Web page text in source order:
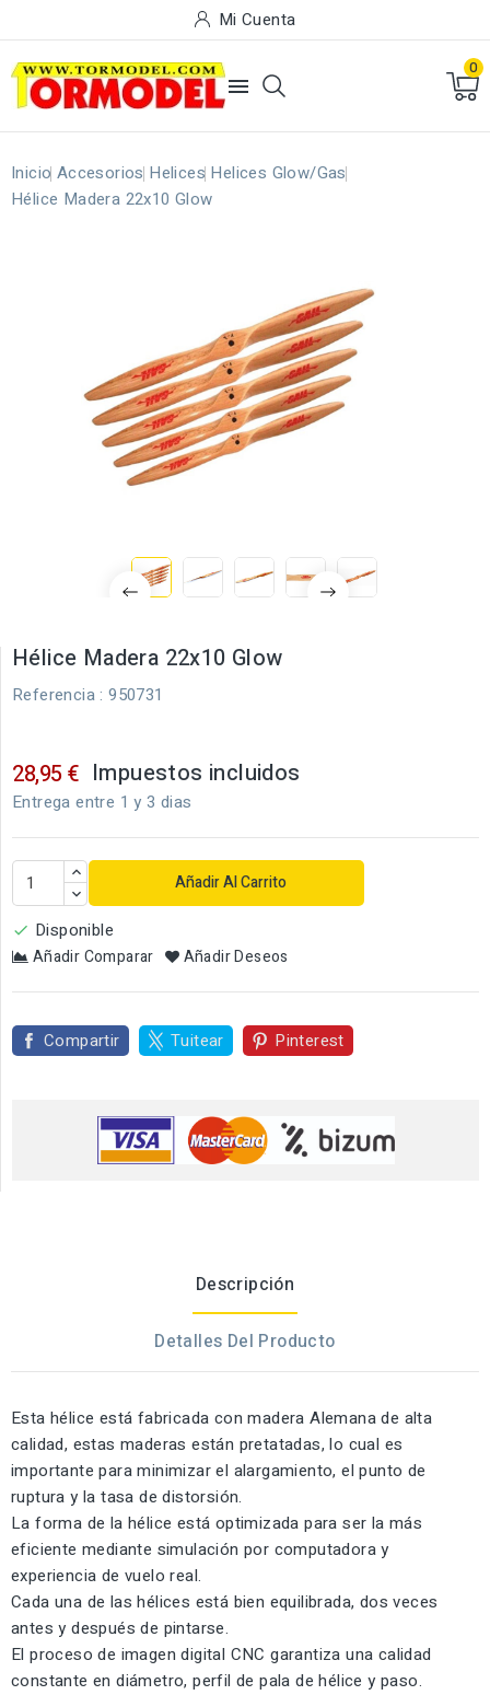
Mi Cuenta

0
Inicio Accesorios Helices Helices Glow/Gas
Hélice Madera 22x10 Glow
Hélice Madera 22x10 Glow
Referencia : 950731
28,95 € Impuestos incluidos
Entrega entre 1 y 3 dias
Añadir Al Carrito
 Disponible
Añadir Comparar Añadir Deseos
Compartir Tuitear Pinterest
Descripción
Detalles Del Producto
Esta hélice está fabricada con madera Alemana de alta
calidad, estas maderas están pretatadas, lo cual es
importante para minimizar el alargamiento, el punto de
ruptura y la tasa de distorsión.
La forma de la hélice está optimizada para ser la más
eficiente mediante simulación por computadora y
experiencia de vuelo real.
Cada una de las hélices está bien equilibrada, dos veces
antes y después de pintarse.
El proceso de imagen digital CNC garantiza una calidad
constante en diámetro, perfil de pala de hélice y paso.